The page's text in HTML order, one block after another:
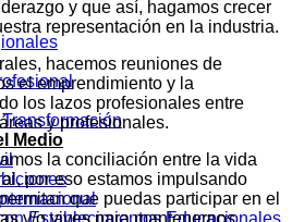
Medio
Establecimientos Educacionales
y que así, hagamos crecer
representación en la industria.
hacemos reuniones de
el emprendimiento y la
los lazos profesionales entre
y profesionales.
la conciliación entre la vida
por eso estamos impulsando
que puedas participar en el
y/o vives para mantenernos